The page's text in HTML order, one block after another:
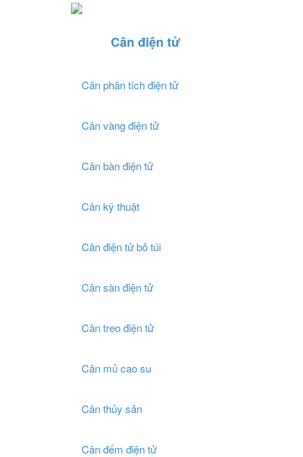
Cân điện tử
Cân phân tích điện tử
Cân vàng điện tử
Cân bàn điện tử
Cân kỹ thuật
Cân điện tử bỏ túi
Cân sàn điện tử
Cân treo điện tử
Cân mủ cao su
Cân thủy sản
Cân đếm điện tử